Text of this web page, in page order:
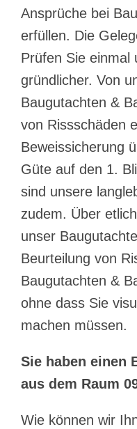
Ansprüche bei
erfüllen. Die
Prüfen Sie einmal
gründlicher. Von
Baugutachten &
von Rissschäden
Beweissicherung
Güte auf den 1.
sind unsere
zudem. Über
unser
Beurteilung von
Baugutachten &
ohne dass Sie
machen müssen.
Sie haben einen
aus dem Raum
Wie können wir